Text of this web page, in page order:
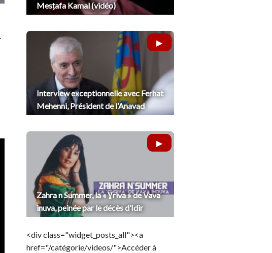
Mesṭafa Kamal (vidéo)
Interview exceptionnelle avec Ferhat
Mehenni, Président de l’Anavad
Zahra n Summer, la « Ɣriva » de Vava
inuva, peinée par le décès d’Idir
<div class="widget_posts_all"><a
href="/catégorie/videos/">Accéder à